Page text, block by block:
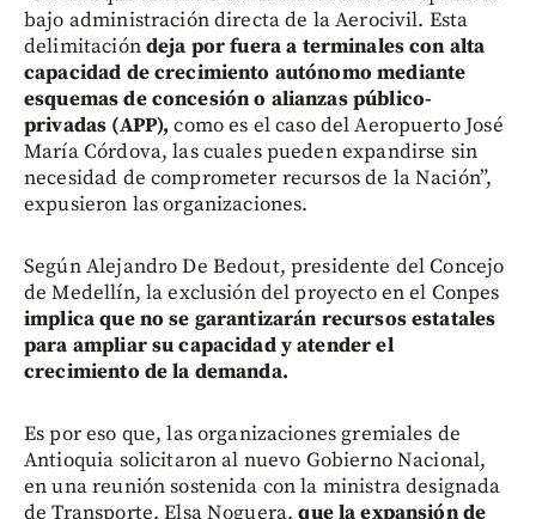
bajo administración directa de la Aerocivil. Esta
delimitacióndeja por fuera a terminales con alta
capacidad de crecimiento autónomo mediante
esquemas de concesión o alianzas público-
privadas (APP), como es el caso del Aeropuerto José
María Córdova, las cuales pueden expandirse sin
necesidad de comprometer recursos de la Nación”,
expusieron las organizaciones.
Según Alejandro De Bedout, presidente del Concejo
de Medellín, la exclusión del proyecto en el Conpes
implica que no se garantizarán recursos estatales
para ampliar su capacidad y atender el
crecimiento de la demanda.
Es por eso que, las organizaciones gremiales de
Antioquia solicitaron al nuevo Gobierno Nacional,
en una reunión sostenida con la ministra designada
de Transporte, Elsa Noguera,que la expansión de